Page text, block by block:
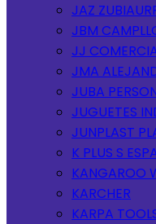
JAZ
JBM
JJ
JMA
JUBA
JUGUETES
JUNPLAST
K PLUS S
KANGAROO
KARCHER
KARPA